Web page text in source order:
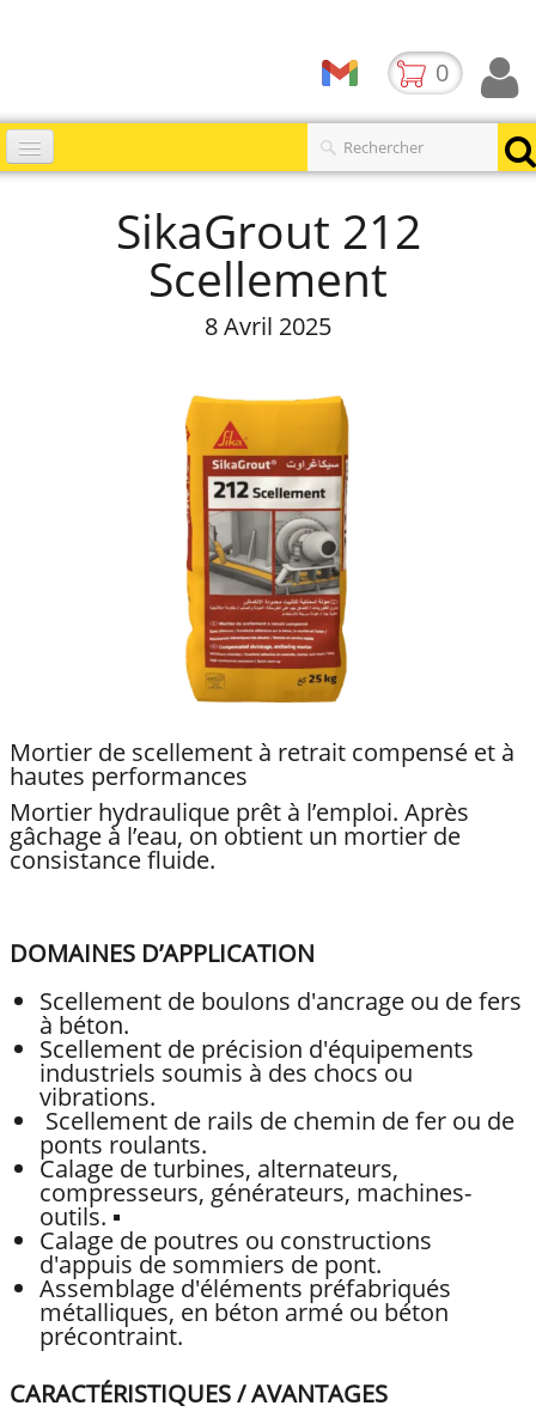
0
▼
SikaGrout 212
Scellement
8 Avril 2025
Mortier de scellement à retrait compensé et à
hautes performances
Mortier hydraulique prêt à l’emploi. Après
gâchage à l’eau, on obtient un mortier de
consistance fluide.
DOMAINES D’APPLICATION
Scellement de boulons d'ancrage ou de fers
à béton.
Scellement de précision d'équipements
industriels soumis à des chocs ou
vibrations.
Scellement de rails de chemin de fer ou de
ponts roulants.
Calage de turbines, alternateurs,
compresseurs, générateurs, machines-
outils. ▪
Calage de poutres ou constructions
d'appuis de sommiers de pont.
Assemblage d'éléments préfabriqués
métalliques, en béton armé ou béton
précontraint.
CARACTÉRISTIQUES / AVANTAGES